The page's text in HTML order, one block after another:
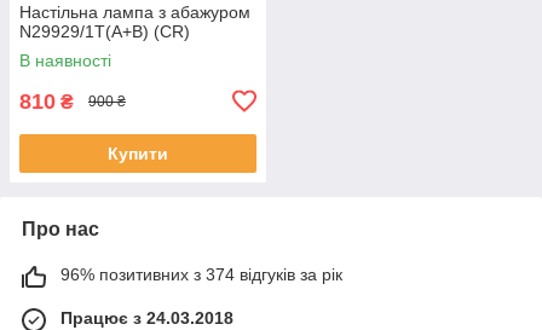
Настільна лампа з абажуром
N29929/1T(A+B) (CR)
В наявності
810 ₴ 900 ₴
Купити
Про нас
96% позитивних з 374 відгуків за рік
Працює з 24.03.2018